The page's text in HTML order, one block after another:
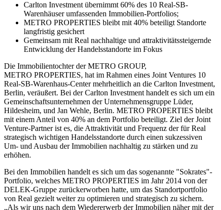
Carlton Investment übernimmt 60% des 10 Real-SB-
Warenhäuser umfassenden Immobilien-Portfolios;
METRO PROPERTIES bleibt mit 40% beteiligt Standorte
langfristig gesichert
Gemeinsam mit Real nachhaltige und attraktivitätssteigernde
Entwicklung der Handelsstandorte im Fokus
Die Immobilientochter der METRO GROUP,
METRO PROPERTIES, hat im Rahmen eines Joint Ventures 10
Real-SB-Warenhaus-Center mehrheitlich an die Carlton Investment,
Berlin, veräußert. Bei der Carlton Investment handelt es sich um ein
Gemeinschaftsunternehmen der Unternehmensgruppe Lüder,
Hildesheim, und Jan Wehle, Berlin. METRO PROPERTIES bleibt
mit einem Anteil von 40% an dem Portfolio beteiligt. Ziel der Joint
Venture-Partner ist es, die Attraktivität und Frequenz der für Real
strategisch wichtigen Handelsstandorte durch einen sukzessiven
Um- und Ausbau der Immobilien nachhaltig zu stärken und zu
erhöhen.
Bei den Immobilien handelt es sich um das sogenannte "Sokrates"-
Portfolio, welches METRO PROPERTIES im Jahr 2014 von der
DELEK-Gruppe zurückerworben hatte, um das Standortportfolio
von Real gezielt weiter zu optimieren und strategisch zu sichern.
„Als wir uns nach dem Wiedererwerb der Immobilien näher mit der